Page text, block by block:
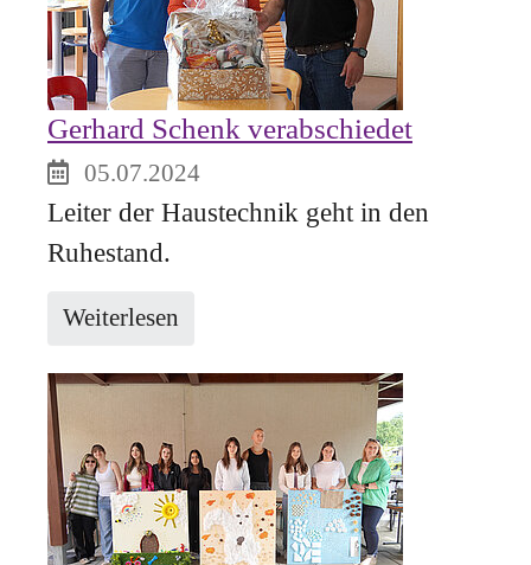
Gerhard Schenk verabschiedet
05.07.2024
Leiter der Haustechnik geht in den
Ruhestand.
Weiterlesen